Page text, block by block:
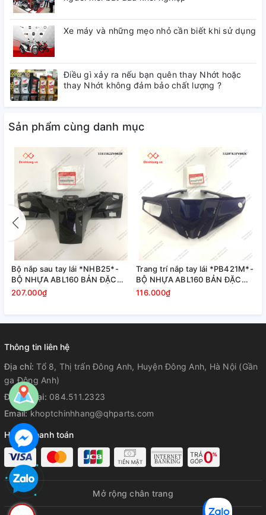
Xe máy và những mẹo nhỏ cần biết khi sử dụng
Điều gì xảy ra nếu bạn quên thay Nhớt hoặc
thay Nhớt không đảm bảo chất lượng ?
Sản phẩm cùng danh mục
Bộ nắp sau tay lái *NHB25*-
BỘ NHỰA ABL160 BẢN ĐẶC
BIỆT-XANH XÁM ĐEN-2022
207.000₫
Trang trí nắp tay lái *PB421M*-
BỘ NHỰA ABL160 BẢN ĐẶC
BIỆT-XANH XÁM ĐEN-2022
116.000₫
Thông tin liên hệ
Địa chỉ:Tổ 8, Thị trấn Đông Anh, Huyện Đông Anh, Hà Nội (Gần
ga Đông Anh)
Điện thoại: 084.511.2323
Email:khoptchinhhang@qhparts.com
Hỗ trợ thanh toán
Mở rộng chân trang